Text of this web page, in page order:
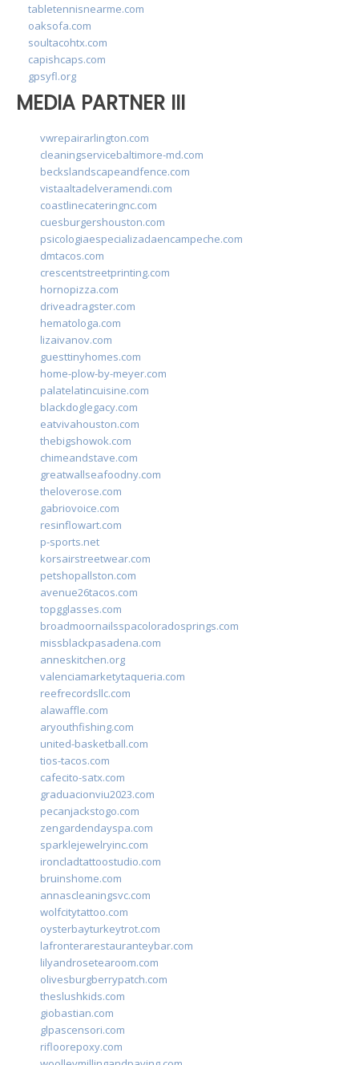
tabletennisnearme.com
oaksofa.com
soultacohtx.com
capishcaps.com
gpsyfl.org
MEDIA PARTNER III
vwrepairarlington.com
cleaningservicebaltimore-md.com
beckslandscapeandfence.com
vistaaltadelveramendi.com
coastlinecateringnc.com
cuesburgershouston.com
psicologiaespecializadaencampeche.com
dmtacos.com
crescentstreetprinting.com
hornopizza.com
driveadragster.com
hematologa.com
lizaivanov.com
guesttinyhomes.com
home-plow-by-meyer.com
palatelatincuisine.com
blackdoglegacy.com
eatvivahouston.com
thebigshowok.com
chimeandstave.com
greatwallseafoodny.com
theloverose.com
gabriovoice.com
resinflowart.com
p-sports.net
korsairstreetwear.com
petshopallston.com
avenue26tacos.com
topgglasses.com
broadmoornailsspacoloradosprings.com
missblackpasadena.com
anneskitchen.org
valenciamarketytaqueria.com
reefrecordsllc.com
alawaffle.com
aryouthfishing.com
united-basketball.com
tios-tacos.com
cafecito-satx.com
graduacionviu2023.com
pecanjackstogo.com
zengardendayspa.com
sparklejewelryinc.com
ironcladtattoostudio.com
bruinshome.com
annascleaningsvc.com
wolfcitytattoo.com
oysterbayturkeytrot.com
lafronterarestauranteybar.com
lilyandrosetearoom.com
olivesburgberrypatch.com
theslushkids.com
giobastian.com
glpascensori.com
rifloorepoxy.com